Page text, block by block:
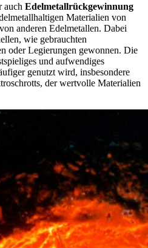
auch Edelmetallrückgewinnung
Materialien von
anderen Edelmetallen. Dabei
wie gebrauchten
oder Legierungen gewonnen. Die
und aufwendiges
genutzt wird, insbesondere
der wertvolle Materialien